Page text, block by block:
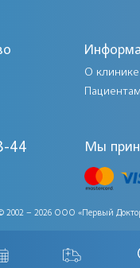
О клинике
Пациентам
44
2002 – 2026 ООО «Первый
Мы